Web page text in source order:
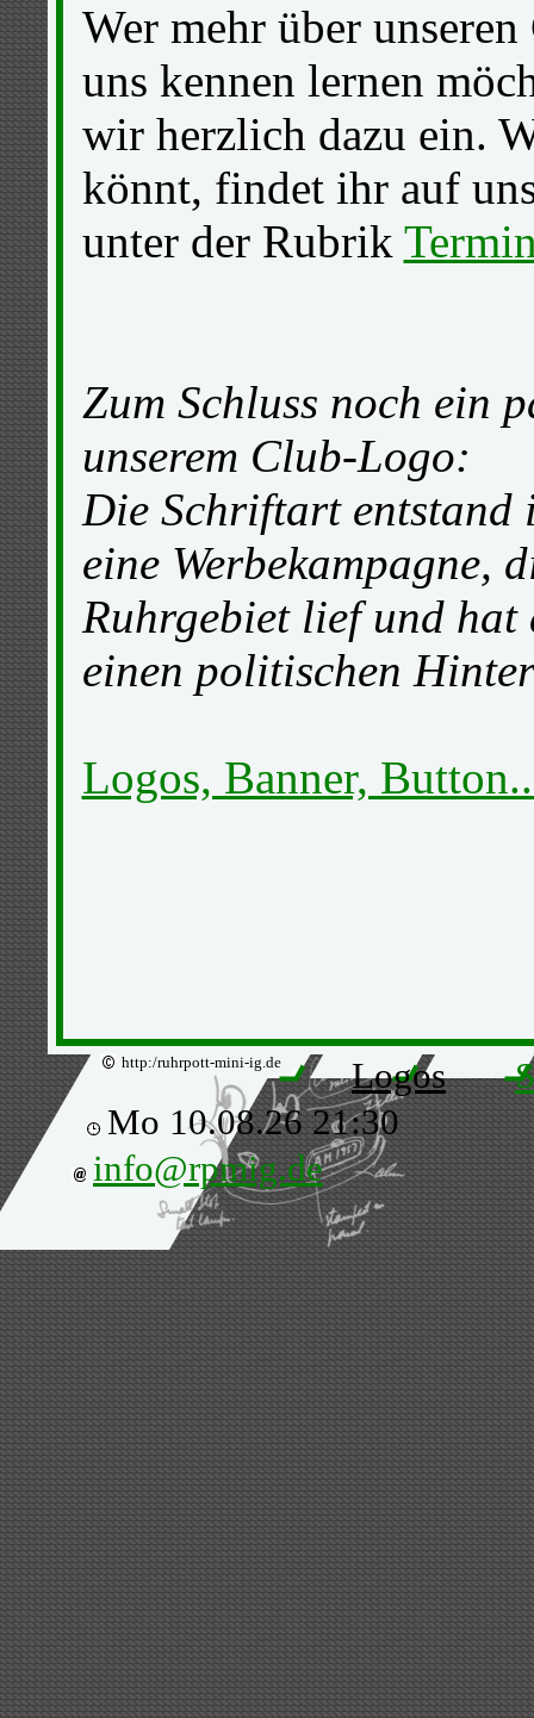
Wer mehr über
uns kennen lernen
wir herzlich dazu ein.
könnt, findet ihr auf
unter der Rubrik
Zum Schluss noch ein
unserem Club-Logo:
Die Schriftart entstand
eine Werbekampagne,
Ruhrgebiet lief und
einen politischen
Logos, Banner,
http:/ruhrpott-mini-ig.de Logos
Mo 10.08.26 21:30
info@rpmig.de